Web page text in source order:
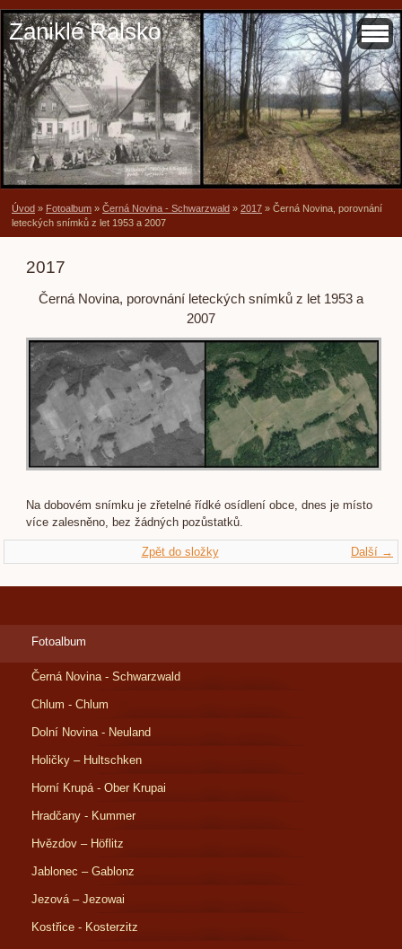
Zaniklé Ralsko
Úvod » Fotoalbum » Černá Novina - Schwarzwald » 2017 » Černá Novina, porovnání
leteckých snímků z let 1953 a 2007
2017
Černá Novina, porovnání leteckých snímků z let 1953 a
2007
Na dobovém snímku je zřetelné řídké osídlení obce, dnes je místo
více zalesněno, bez žádných pozůstatků.
Další →
Zpět do složky
Fotoalbum
Černá Novina - Schwarzwald
Chlum - Chlum
Dolní Novina - Neuland
Holičky – Hultschken
Horní Krupá - Ober Krupai
Hradčany - Kummer
Hvězdov – Höflitz
Jablonec – Gablonz
Jezová – Jezowai
Kostřice - Kosterzitz